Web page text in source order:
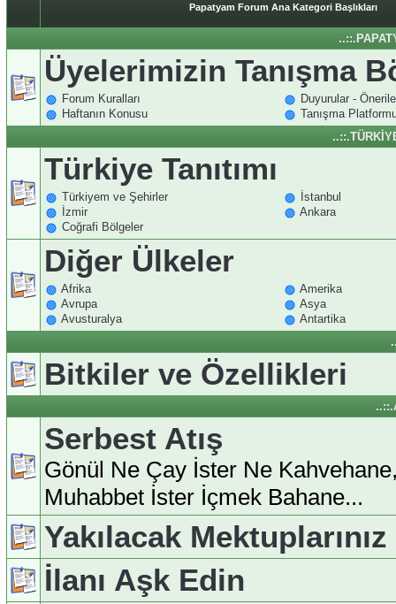
Papatyam Forum Ana Kategori Başlıkları
Üyelerimizin Tanışma
Forum Kuralları
Duyurular -
Haftanın Konusu
Tanışma
Türkiye Tanıtımı
Türkiyem ve Şehirler
İstanbul
İzmir
Ankara
Coğrafi Bölgeler
Diğer Ülkeler
Afrika
Amerika
Avrupa
Asya
Avusturalya
Antartika
Bitkiler ve Özellikleri
Serbest Atış
Gönül Ne Çay İster Ne
Muhabbet İster İçmek Bahane...
Yakılacak Mektuplarınız
İlanı Aşk Edin